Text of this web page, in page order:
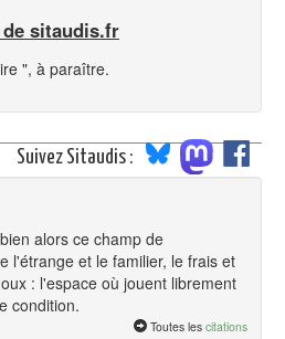
sitaudis.fr
", à paraître.
Suivez Sitaudis :
alors ce champ de
l'étrange et le familier, le frais et
: l'espace où jouent librement
condition.
Toutes les citations